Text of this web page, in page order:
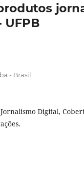
UFPB
- Brasil
Digital,